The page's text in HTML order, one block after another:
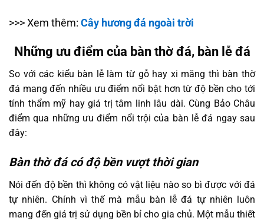
>>> Xem thêm: Cây hương đá ngoài trời
Những ưu điểm của bàn thờ đá, bàn lễ đá
So với các kiểu bàn lễ làm từ gỗ hay xi măng thì bàn thờ
đá mang đến nhiều ưu điểm nổi bật hơn từ độ bền cho tới
tính thẩm mỹ hay giá trị tâm linh lâu dài. Cùng Bảo Châu
điểm qua những ưu điểm nổi trội của bàn lễ đá ngay sau
đây:
Bàn thờ đá có độ bền vượt thời gian
Nói đến độ bền thì không có vật liệu nào so bì được với đá
tự nhiên. Chính vì thế mà mẫu bàn lễ đá tự nhiên luôn
mang đến giá trị sử dụng bền bỉ cho gia chủ. Một mẫu thiết